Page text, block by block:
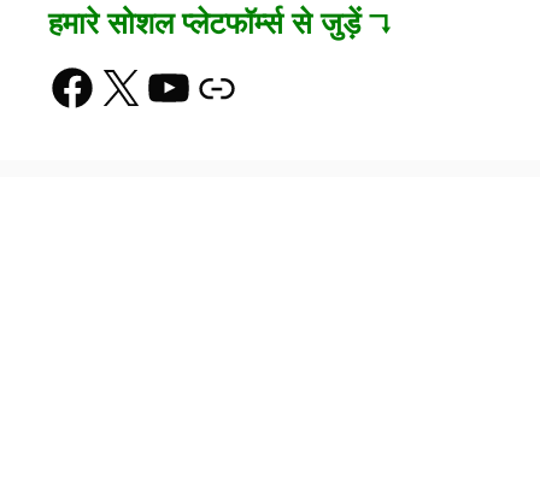
हमारे सोशल प्लेटफॉर्म्स से जुड़ें ↴
Facebook
X YouTube
Link